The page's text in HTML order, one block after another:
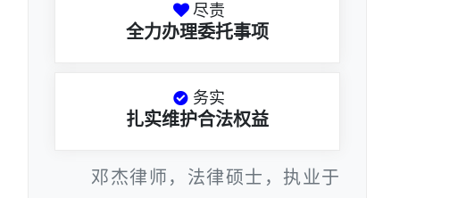
尽责
全力办理委托事项
务实
扎实维护合法权益
邓杰律师，法律硕士，执业于